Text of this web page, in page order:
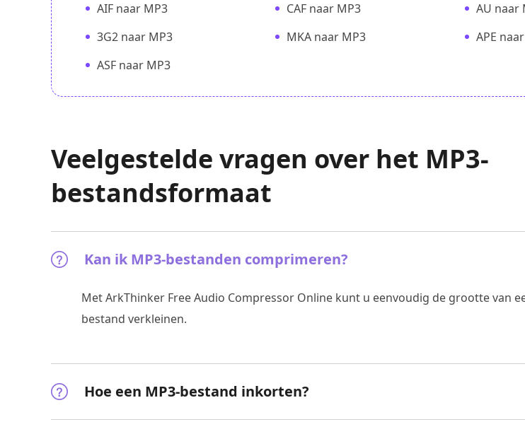
AIF naar MP3
CAF naar MP3
AU naar
3G2 naar MP3
MKA naar MP3
APE
ASF naar MP3
Veelgestelde vragen over het MP3-
bestandsformaat
Kan ik MP3-bestanden comprimeren?
Met ArkThinker Free Audio Compressor Online kunt u eenvoudig de grootte van
bestand verkleinen.
Hoe een MP3-bestand inkorten?